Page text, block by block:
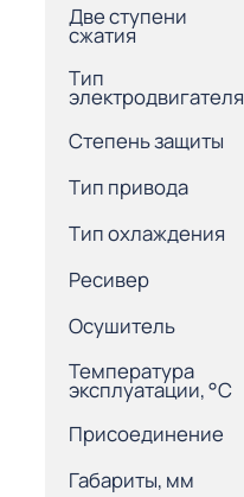
Две ступени
сжатия
Тип
электродвигателя
Степень защиты
Тип привода
Тип охлаждения
Ресивер
Осушитель
Температура
эксплуатации, °С
Присоединение
Габариты, мм